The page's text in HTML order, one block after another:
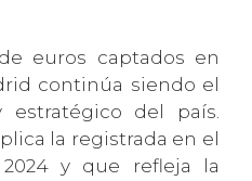
euros captados en
continúa siendo el
del país.
la registrada en el
y que refleja la